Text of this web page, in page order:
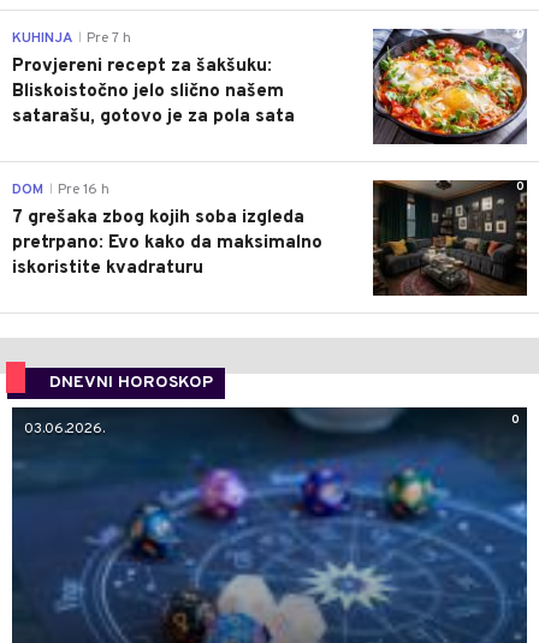
0
KUHINJA Pre 7 h
Provjereni recept za šakšuku:
Bliskoistočno jelo slično našem
satarašu, gotovo je za pola sata
0
DOM Pre 16 h
7 grešaka zbog kojih soba izgleda
pretrpano: Evo kako da maksimalno
iskoristite kvadraturu
DNEVNI HOROSKOP
0
03.06.2026.